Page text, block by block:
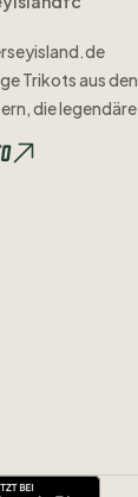
Trikotsausden
​,​dielegendäre